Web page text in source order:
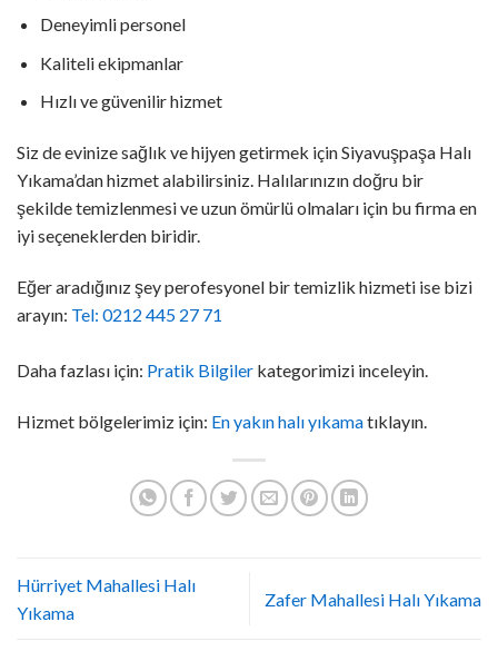
Deneyimli personel
Kaliteli ekipmanlar
Hızlı ve güvenilir hizmet
Siz de evinize sağlık ve hijyen getirmek için Siyavuşpaşa Halı
Yıkama’dan hizmet alabilirsiniz. Halılarınızın doğru bir
şekilde temizlenmesi ve uzun ömürlü olmaları için bu firma en
iyi seçeneklerden biridir.
Eğer aradığınız şey perofesyonel bir temizlik hizmeti ise bizi
arayın: Tel: 0212 445 27 71
Daha fazlası için: Pratik Bilgiler kategorimizi inceleyin.
Hizmet bölgelerimiz için: En yakın halı yıkamatıklayın.
Hürriyet Mahallesi Halı
Yıkama
Zafer Mahallesi Halı Yıkama